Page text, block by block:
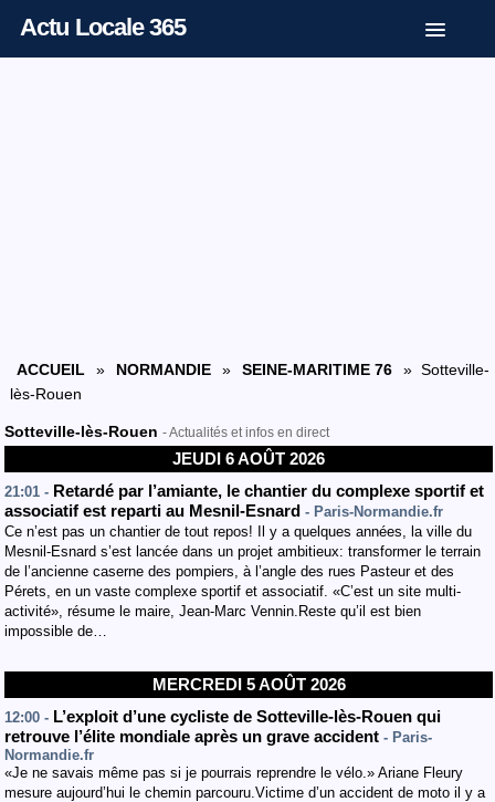
Actu Locale 365
ACCUEIL » NORMANDIE » SEINE-MARITIME 76
» Sotteville-
lès-Rouen
Sotteville-lès-Rouen - Actualités et infos en direct
JEUDI 6 AOÛT 2026
21:01 - Retardé par l’amiante, le chantier du complexe sportif et
associatif est reparti au Mesnil-Esnard - Paris-Normandie.fr
Ce n’est pas un chantier de tout repos! Il y a quelques années, la ville du
Mesnil-Esnard s’est lancée dans un projet ambitieux: transformer le terrain
de l’ancienne caserne des pompiers, à l’angle des rues Pasteur et des
Pérets, en un vaste complexe sportif et associatif. «C’est un site multi-
activité», résume le maire, Jean-Marc Vennin.Reste qu’il est bien
impossible de…
MERCREDI 5 AOÛT 2026
12:00 - L’exploit d’une cycliste de Sotteville-lès-Rouen qui
retrouve l’élite mondiale après un grave accident - Paris-
Normandie.fr
«Je ne savais même pas si je pourrais reprendre le vélo.» Ariane Fleury
mesure aujourd’hui le chemin parcouru.Victime d’un accident de moto il y a